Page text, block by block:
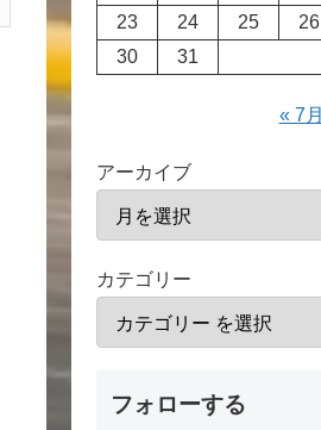
23
24 25 26
30
31
« 7月
アーカイブ
カテゴリー
フォローする